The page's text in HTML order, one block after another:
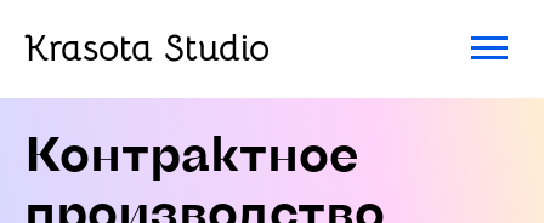
Krasota Studio
Контрактное
производство